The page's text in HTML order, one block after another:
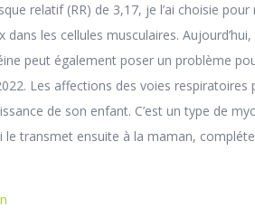
relatif (RR) de 3,17, je l’ai choisie pour
les cellules musculaires. Aujourd’hui,
peut également poser un problème
Les affections des voies respiratoires
de son enfant. C’est un type de
le transmet ensuite à la maman,